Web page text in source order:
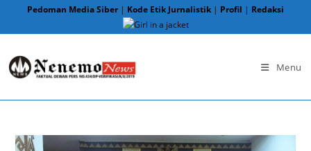
Pedoman Media Siber| Kode Etik Jurnalistik | Profil | Redaksi
Menu